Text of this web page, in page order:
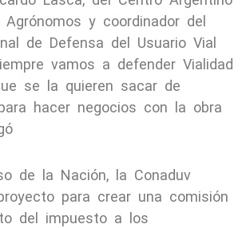
Agrónomos y coordinador del
de Defensa del Usuario Vial
vamos a defender Vialidad
se la quieren sacar de
hacer negocios con la obra
de la Nación, la Conaduv
para crear una comisión
del impuesto a los